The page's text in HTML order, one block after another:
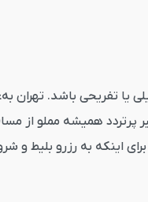
تفریحی باشد. تهران
همیشه مملو از
اینکه به رزرو بلیط و